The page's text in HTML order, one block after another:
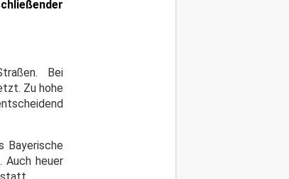
Bei
Zu hohe
Bayerische
Auch heuer
statt.